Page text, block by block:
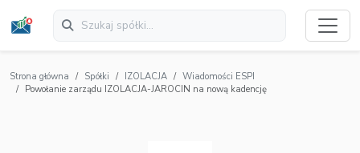
Strona główna Spółki IZOLACJA
Wiadomości ESPI
Powołanie zarządu IZOLACJA-JAROCIN na nową kadencję